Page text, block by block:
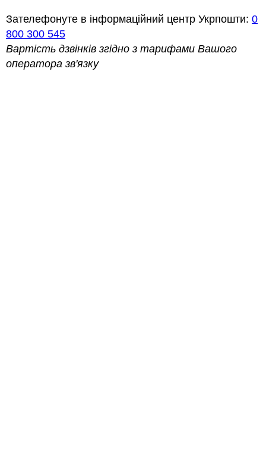
Зателефонуте в інформаційний центр Укрпошти: 0
800 300 545
Вартість дзвінків згідно з тарифами Вашого
оператора зв'язку